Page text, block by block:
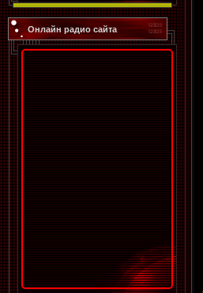
Онлайн радио сайта